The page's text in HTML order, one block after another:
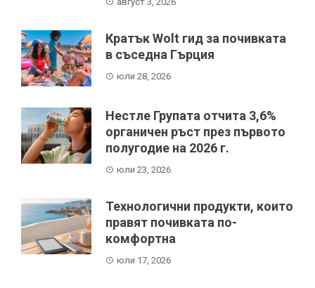
Кратък Wolt гид за почивката
в съседна Гърция
юли 28, 2026
Нестле Групата отчита 3,6%
органичен ръст през първото
полугодие на 2026 г.
юли 23, 2026
Технологични продукти, които
правят почивката по-
комфортна
юли 17, 2026